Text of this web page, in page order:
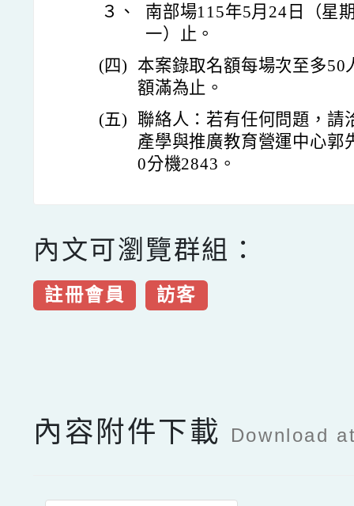
３、
南部場115年5月24日（星
一）止。
(四)
本案錄取名額每場次至多
額滿為止。
(五)
聯絡人：若有任何問題，請
產學與推廣教育營運中心郭
0分機2843。
內文可瀏覽群組：
註冊會員 訪客
內容附件下載 Download